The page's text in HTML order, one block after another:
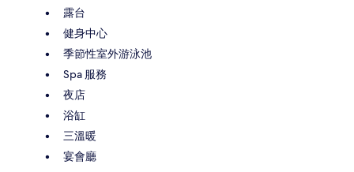
露台
健身中心
季節性室外游泳池
Spa 服務
夜店
浴缸
三溫暖
宴會廳